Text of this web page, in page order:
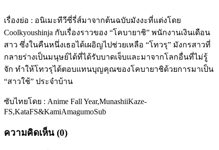
เรื่องย่อ : อนิเมะทีวีซี่รี่ส์มาจากต้นฉบับมังงะที่แต่งโดย
Coolkyoushinja กับเรื่องราวของ “โคบายาชิ” พนักงานเงินเดือน
สาว ซึ่งในคืนหนึ่งเธอได้เผอิญไปช่วยเหลือ “โทวรุ” มังกรสาวที่
กลายร่างเป็นมนุษย์ได้ที่ได้รับบาดเจ็บและมาจากโลกอื่นที่ไม่รู้
จัก ทำให้โทวรุได้ตอบแทนบุญคุณของโคบายาชิด้วยการมาเป็น
“สาวใช้” ประจำบ้าน
ซับไทยโดย : Anime Fall Year,MunashiiKaze-
FS,KataFS&KamiAmagumoSub
ความคิดเห็น (0)